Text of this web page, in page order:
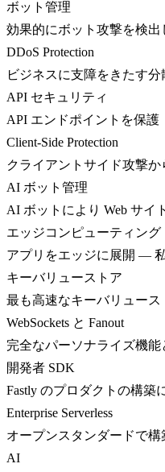
ボット管理
効果的にボット攻撃を検出
DDoS Protection
ビジネスに支障をきたす
API セキュリティ
API エンドポイントを保護
Client-Side Protection
クライアントサイド攻撃か
AI ボット管理
AI ボットにより Web サイ
エッジコンピューティング
アプリをエッジに展開 —
キーバリューストア
最も高速なキーバリュー
WebSockets と Fanout
完全なパーソナライズ機
開発者 SDK
Fastly のプロダクトの構築
Enterprise Serverless
オープンスタンダードで
AI